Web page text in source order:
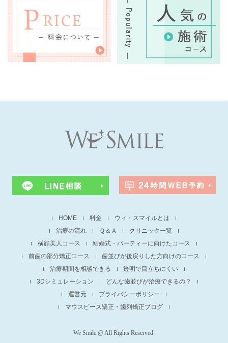
HOME 料金
ウィ・スマイルとは
治療の流れ
Ｑ＆Ａ
クリニック一覧
横顔美人コース
結婚式・パーティーに向けたコース
前歯の部分矯正コース
歯並びが後戻りした方向けのコース
治療期間を相談できる
透明で目立ちにくい
3Dシミュレーション
どんな歯並びが治療できるの？
運営元
プライバシーポリシー
マウスピース矯正・歯列矯正ブログ
We Smile @ All Rights Reserved.